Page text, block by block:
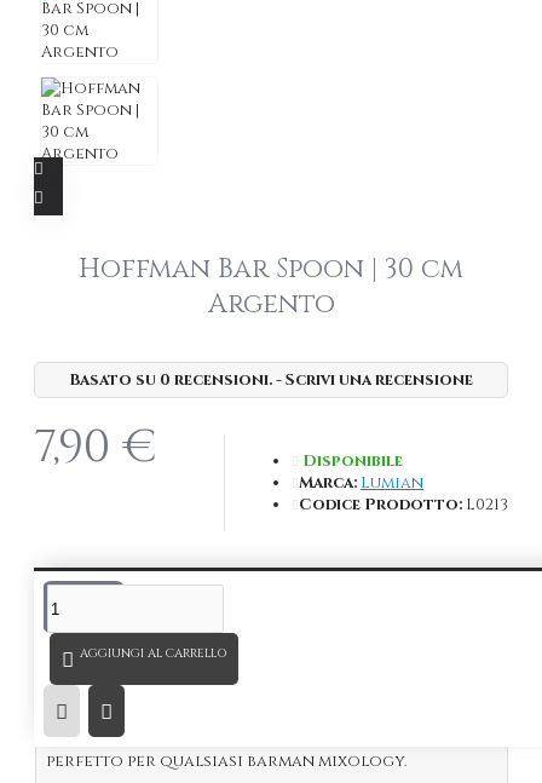
Hoffman Bar Spoon | 30 cm
Argento
Basato su 0 recensioni.-Scrivi una recensione
7,90 €
Disponibile
Marca: Lumian
Codice Prodotto: L0213
AGGIUNGI AL CARRELLO
DESCRIZIONE
Bar Spoon Hoffman
Argento.
Solido, resistente e perfettamente bilanciato,
perfetto per qualsiasi barman mixology.